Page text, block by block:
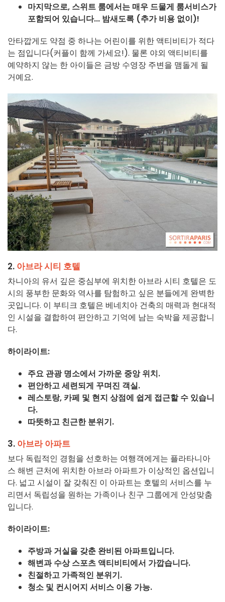
마지막으로, 스위트 룸에서는 매우 드물게 룸서비스가
포함되어 있습니다... 밤새도록 (추가 비용 없이)!
안타깝게도 약점 중 하나는 어린이를 위한 액티비티가 적다
는 점입니다(커플이 함께 가세요!). 물론 야외 액티비티를
예약하지 않는 한 아이들은 금방 수영장 주변을 맴돌게 될
거예요.
2. 아브라 시티 호텔
차니아의 유서 깊은 중심부에 위치한 아브라 시티 호텔은 도
시의 풍부한 문화와 역사를 탐험하고 싶은 분들에게 완벽한
곳입니다. 이 부티크 호텔은 베네치아 건축의 매력과 현대적
인 시설을 결합하여 편안하고 기억에 남는 숙박을 제공합니
다.
하이라이트:
주요 관광 명소에서 가까운 중앙 위치.
편안하고 세련되게 꾸며진 객실.
레스토랑, 카페 및 현지 상점에 쉽게 접근할 수 있습니
다.
따뜻하고 친근한 분위기.
3. 아브라 아파트
보다 독립적인 경험을 선호하는 여행객에게는 플라타니아
스 해변 근처에 위치한 아브라 아파트가 이상적인 옵션입니
다. 넓고 시설이 잘 갖춰진 이 아파트는 호텔의 서비스를 누
리면서 독립성을 원하는 가족이나 친구 그룹에게 안성맞춤
입니다.
하이라이트:
주방과 거실을 갖춘 완비된 아파트입니다.
해변과 수상 스포츠 액티비티에서 가깝습니다.
친절하고 가족적인 분위기.
청소 및 컨시어지 서비스 이용 가능.